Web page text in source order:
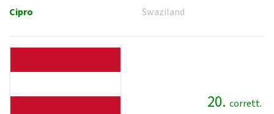
Cipro
Swaziland
20. corrett.